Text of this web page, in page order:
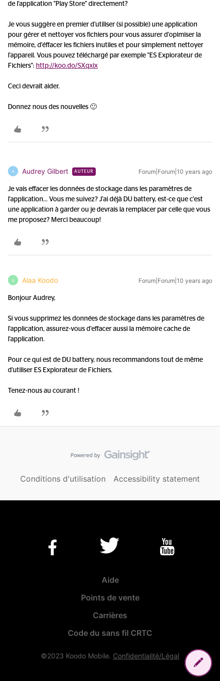
de l'application "Play Store" directement?
Je vous suggère en premier d'utiliser (si possible) une application
pour gérer et nettoyer vos fichiers pour vous assurer d'opimiser la
mémoire, d'éffacer les fichiers inutiles et pour simplement nettoyer
l'appareil. Vous pouvez téléchargé par exemple "ES Explorateur de
Fichiers": http://koo.do/SXqxix
Ceci devrait aider.
Donnez nous des nouvelles 🙂
A Audrey Gilbert AUTEUR Forum|Forum|10 years ago
Je vais effacer les données de stockage dans les paramètres de
l'application... Vous me suivez? J'ai déjà DU battery, est-ce que c'est
une application à garder ou je devrais la remplacer par celle que vous
me proposez? Merci beaucoup!
A Alaa Koodo Forum|Forum|10 years ago
Bonjour Audrey,
Si vous supprimez les données de stockage dans les paramètres de
l'application, assurez-vous d'effacer aussi la mémoire cache de
l'application.
Pour ce qui est de DU battery, nous recommandons tout de même
d'utiliser ES Explorateur de Fichiers.
Tenez-nous au courant !
Conditions d'utilisation Accessibility statement
Aide
Points de vente
Carrières
Code du sans fil CRTC
©2023 Koodo Mobile. Confidentialité/Légal